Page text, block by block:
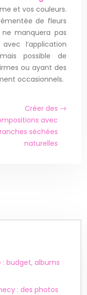
et vos couleurs.
de fleurs
manquera pas
l’application
possible de
ou ayant des
occasionnels.
Créer des
avec
séchées
naturelles
budget, albums
: des photos